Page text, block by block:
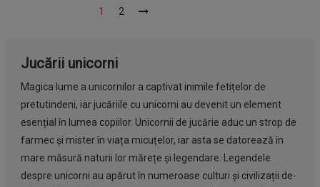
1 2
Jucării unicorni
Magica lume a unicornilor a captivat inimile fetițelor de
pretutindeni, iar jucăriile cu unicorni au devenit un element
esențial în lumea copiilor. Unicornii de jucărie aduc un strop de
farmec și mister în viața micuțelor, iar asta se datorează în
mare măsură naturii lor mărețe și legendare. Legendele
despre unicorni au apărut în numeroase culturi și civilizații de-